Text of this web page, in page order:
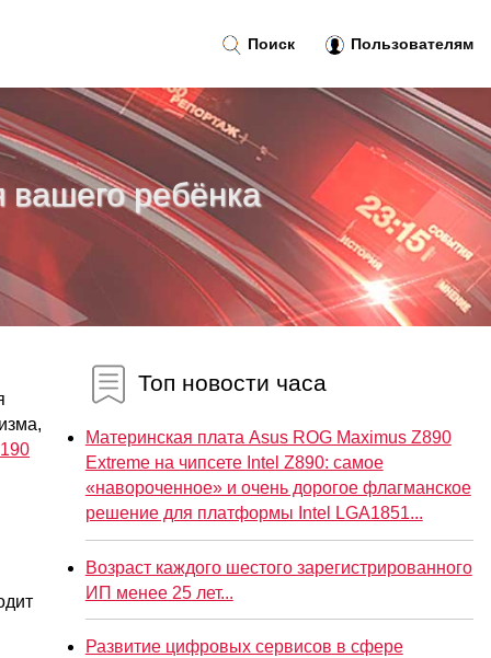
вашего ребёнка
Топ новости часа
Материнская плата Asus ROG Maximus Z890
Extreme на чипсете Intel Z890: самое
«навороченное» и очень дорогое флагманское
решение для платформы Intel LGA1851...
Возраст каждого шестого зарегистрированного
ИП менее 25 лет...
Развитие цифровых сервисов в сфере
Поиск Пользователям